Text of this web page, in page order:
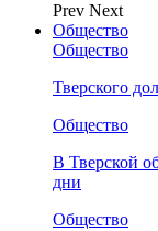
Prev Next
Общество
Общество
Тверского
Общество
В Тверской
дни
Общество